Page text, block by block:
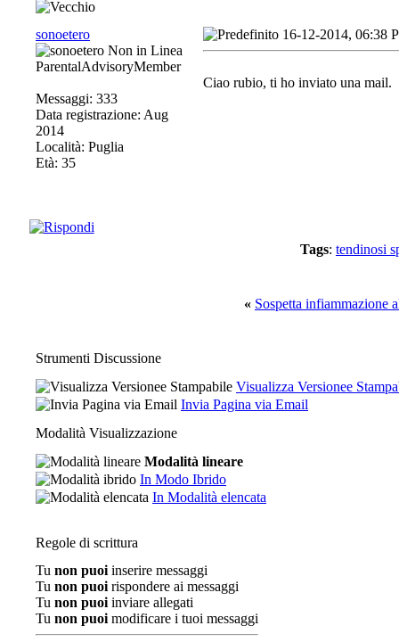
sonoetero
ParentalAdvisoryMember
Messaggi: 333
Data registrazione: Aug
2014
Località: Puglia
Età: 35
16-12-2014, 06:38
Ciao rubio, ti ho inviato una mail.
Tags: tendinosi
« Sospetta infiammazione
Strumenti Discussione
Visualizza Versionee
Invia Pagina via Email
Modalità Visualizzazione
Modalità lineare
In Modo Ibrido
In Modalità elencata
Regole di scrittura
Tu non puoi inserire messaggi
Tu non puoi rispondere ai messaggi
Tu non puoi inviare allegati
Tu non puoi modificare i tuoi messaggi